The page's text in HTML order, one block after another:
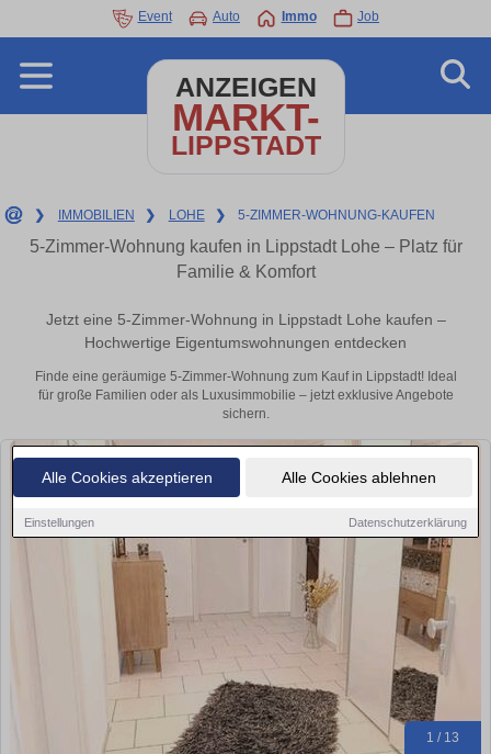
Alle Cookies akzeptieren Alle Cookies ablehnen
Einstellungen Datenschutzerklärung
Event Auto Immo Job
ANZEIGEN
MARKT-
LIPPSTADT
❯ IMMOBILIEN ❯ LOHE ❯ 5-ZIMMER-WOHNUNG-KAUFEN
5-Zimmer-Wohnung kaufen in Lippstadt Lohe – Platz für
Familie & Komfort
Jetzt eine 5-Zimmer-Wohnung in Lippstadt Lohe kaufen –
Hochwertige Eigentumswohnungen entdecken
Finde eine geräumige 5-Zimmer-Wohnung zum Kauf in Lippstadt! Ideal
für große Familien oder als Luxusimmobilie – jetzt exklusive Angebote
sichern.
1 / 13